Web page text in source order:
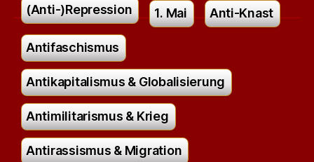
(Anti-)Repression 1. Mai Anti-Knast
Antifaschismus
Antikapitalismus & Globalisierung
Antimilitarismus & Krieg
Antirassismus & Migration